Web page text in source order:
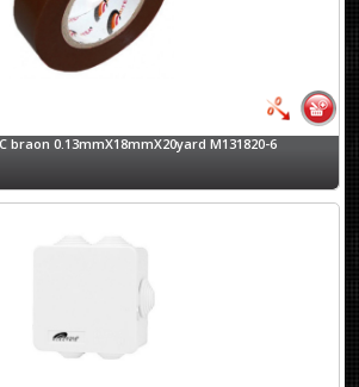
braon 0.13mmX18mmX20yard M131820-6